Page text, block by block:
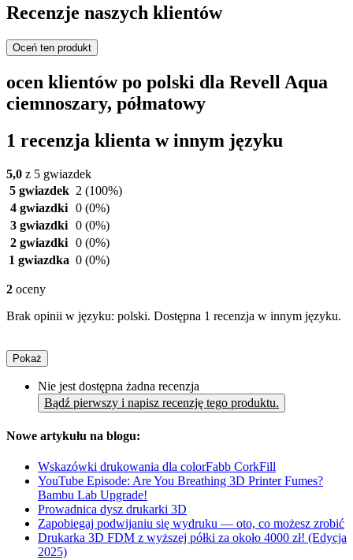
Recenzje naszych klientów
Oceń ten produkt
ocen klientów po polski dla Revell Aqua
ciemnoszary, półmatowy
1 recenzja klienta w innym języku
5,0 z 5 gwiazdek
5 gwiazdek 2 (100%)
4 gwiazdki 0 (0%)
3 gwiazdki 0 (0%)
2 gwiazdki 0 (0%)
1 gwiazdka 0 (0%)
2 oceny
Brak opinii w języku: polski. Dostępna 1 recenzja w innym języku.
Pokaż
Nie jest dostępna żadna recenzja
Bądź pierwszy i napisz recenzję tego produktu.
Nowe artykułu na blogu:
Wskazówki drukowania dla colorFabb CorkFill
YouTube Episode: Are You Breathing 3D Printer Fumes?
Bambu Lab Upgrade!
Prowadnica dysz drukarki 3D
Zapobiegaj podwijaniu się wydruku — oto, co możesz zrobić
Drukarka 3D FDM z wyższej półki za około 4000 zł! (Edycja
2025)